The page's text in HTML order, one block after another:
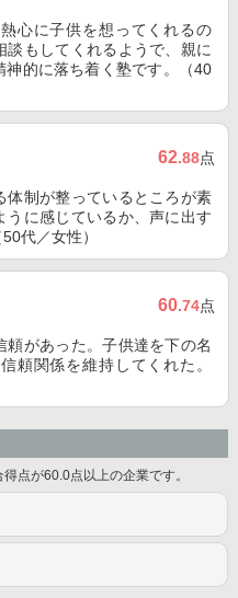
心に子供を想ってくれるの
もしてくれるようで、親に
的に落ち着く塾です。（40
62.88点
体制が整っているところが素
に感じているか、声に出す
代／女性）
60.74点
があった。子供達を下の名
頼関係を維持してくれた。
点が60.0点以上の企業です。